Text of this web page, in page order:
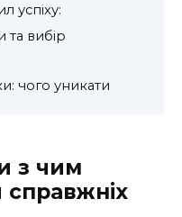
успіху:
та вибір
чого уникати
з чим
справжніх